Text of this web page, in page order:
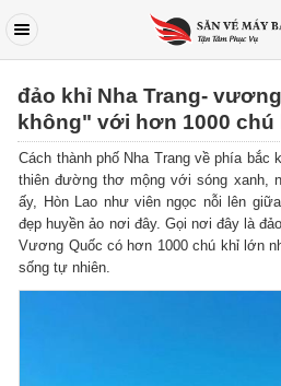
đảo khỉ Nha Trang-
không" với hơn 1000 chú
Cách thành phố Nha Trang về phía bắc
thiên đường thơ mộng với sóng xanh,
ấy, Hòn Lao như viên ngọc nỗi lên
đẹp huyền ảo nơi đây. Gọi nơi đây là
Vương Quốc có hơn 1000 chú khỉ lớn
sống tự nhiên.